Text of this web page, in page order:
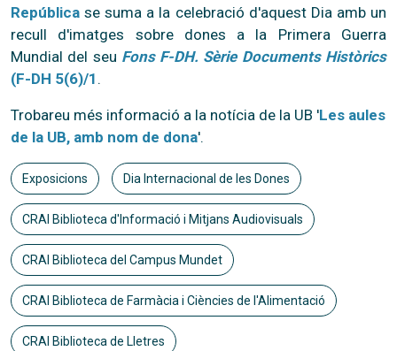
República se suma a la celebració d'aquest Dia amb un
recull d'imatges sobre dones a la Primera Guerra
Mundial del seu Fons F-DH. Sèrie Documents Històrics
(F-DH 5(6)/1 .
Trobareu més informació a la notícia de la UB 'Les aules
de la UB, amb nom de dona'.
Exposicions Dia Internacional de les Dones
CRAI Biblioteca d'Informació i Mitjans Audiovisuals
CRAI Biblioteca del Campus Mundet
CRAI Biblioteca de Farmàcia i Ciències de l'Alimentació
CRAI Biblioteca de Lletres